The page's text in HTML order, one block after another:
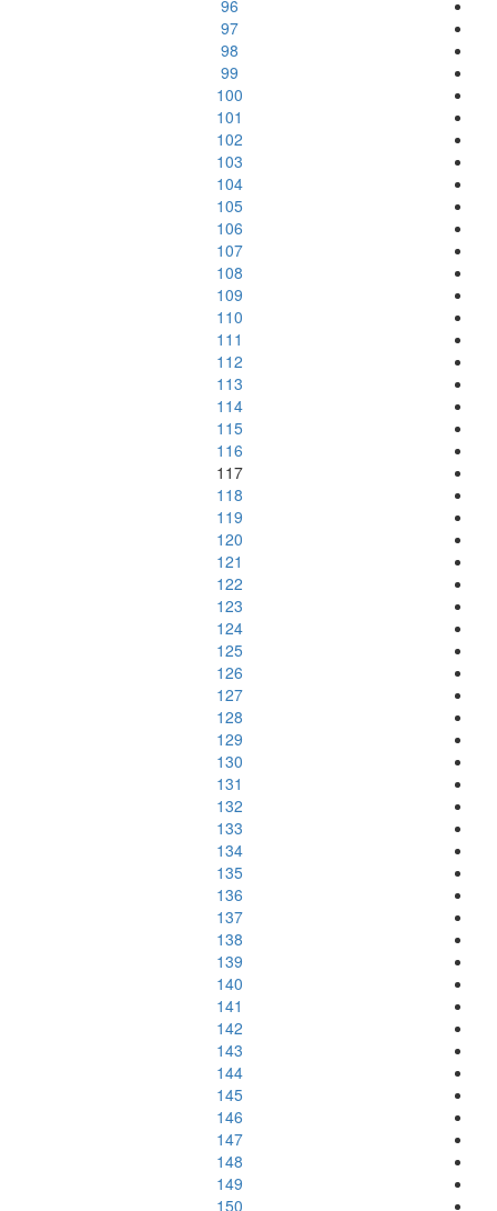
96
97
98
99
100
101
102
103
104
105
106
107
108
109
110
111
112
113
114
115
116
117
118
119
120
121
122
123
124
125
126
127
128
129
130
131
132
133
134
135
136
137
138
139
140
141
142
143
144
145
146
147
148
149
150